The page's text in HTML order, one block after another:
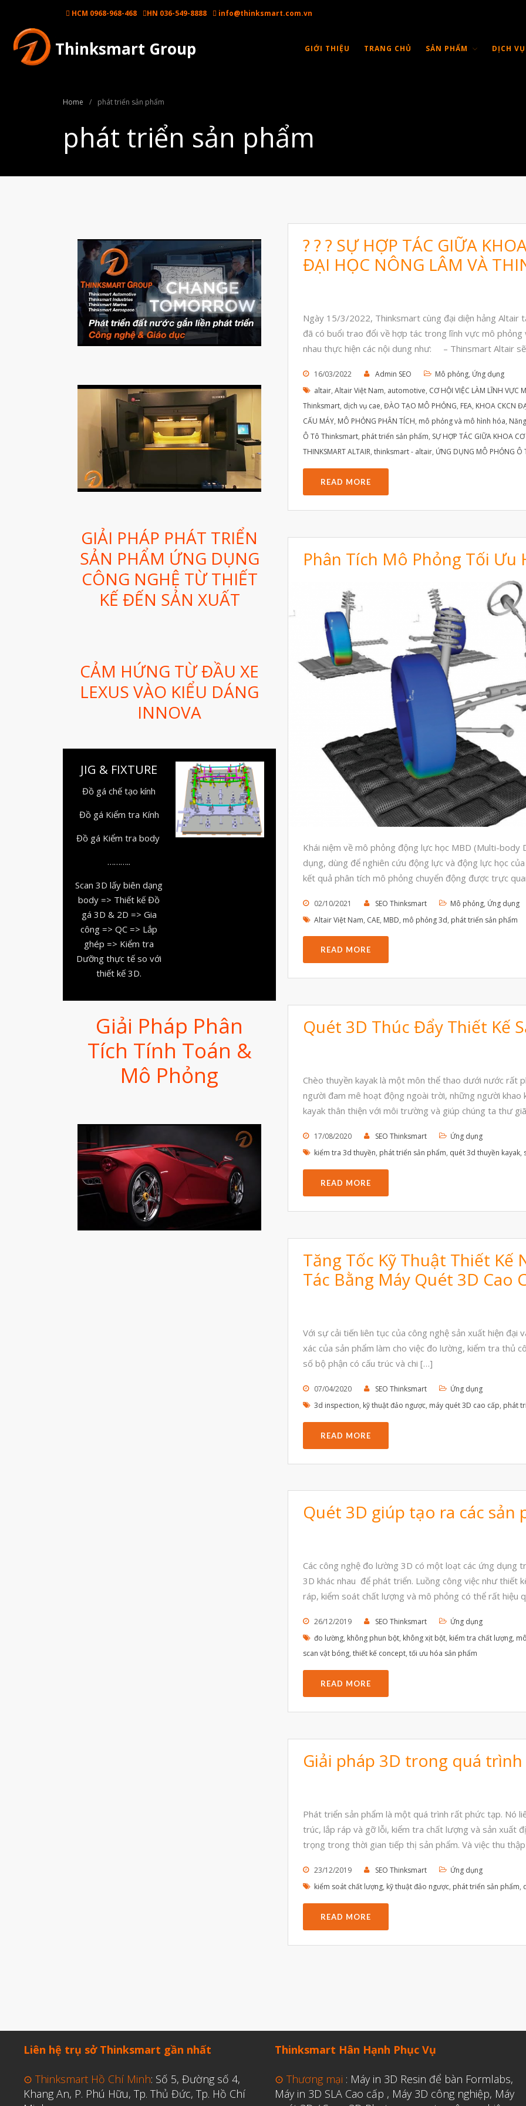
HCM 0968-968-468 HN 036-549-8888 info@thinksmart.com.vn
Thinksmart Group GIỚI THIỆU TRANG CHỦ SẢN PHẨM DỊCH VỤ
Home / phát triển sản phẩm
phát triển sản phẩm
GIẢI PHÁP PHÁT TRIỂN
SẢN PHẨM ỨNG DỤNG
CÔNG NGHỆ TỪ THIẾT
KẾ ĐẾN SẢN XUẤT
CẢM HỨNG TỪ ĐẦU XE
LEXUS VÀO KIỂU DÁNG
INNOVA
JIG & FIXTURE
Đồ gá chế tạo kính
Đồ gá Kiểm tra Kính
Đồ gá Kiểm tra body
………..
Scan 3D lấy biên dạng
body => Thiết kế Đồ
gá 3D & 2D => Gia
công => QC => Lắp
ghép => Kiểm tra
Dưỡng thực tế so với
thiết kế 3D.
Giải Pháp Phân
Tích Tính Toán &
Mô Phỏng
? ? ? SỰ HỢP TÁC GIỮA
ĐẠI HỌC NÔNG LÂM VÀ
Ngày 15/3/2022, Thinksmart cùng đại diện hảng Altair
đã có buổi trao đổi về hợp tác trong lĩnh vực mô phỏng
nhau thực hiện các nội dung như: – Thinsmart Altair
16/03/2022 Admin SEO Mô phỏng, Ứng dụng
altair,Altair Việt Nam, automotive, CƠ HỘI VIỆC LÀM LĨNH VỰC
Thinksmart, dịch vụ cae,ĐÀO TẠO MÔ PHỎNG, FEA, KHOA CKCN
CẤU MÁY, MÔ PHỎNG PHÂN TÍCH, mô phỏng và mô hình hóa,
Ô Tô Thinksmart, phát triển sản phẩm, SỰ HỢP TÁC GIỮA KHOA
THINKSMART ALTAIR,thinksmart - altair, ỨNG DỤNG MÔ PHỎNG Ô
READ MORE
Phân Tích Mô Phỏng Tối Ưu
Khái niệm về mô phỏng động lực học MBD (Multi-
dụng, dùng để nghiên cứu động lực và động lực học
kết quả phân tích mô phỏng chuyển động được trực
02/10/2021 SEO Thinksmart Mô phỏng, Ứng dụng
Altair Việt Nam, CAE, MBD, mô phỏng 3d, phát triển sản phẩm
READ MORE
Quét 3D Thúc Đẩy Thiết Kế
Chèo thuyền kayak là một môn thể thao dưới nước rất
người đam mê hoạt động ngoài trời, những người
kayak thân thiện với môi trường và giúp chúng ta thư
17/08/2020 SEO Thinksmart
Ứng dụng
kiểm tra 3d thuyền, phát triển sản phẩm, quét 3d thuyền kayak,
READ MORE
Tăng Tốc Kỹ Thuật Thiết Kế
Tác Bằng Máy Quét 3D Cao
Với sự cải tiến liên tục của công nghệ sản xuất hiện đại
xác của sản phẩm làm cho việc đo lường, kiểm tra thủ
số bộ phận có cấu trúc và chi […]
07/04/2020 SEO Thinksmart
Ứng dụng
3d inspection, kỹ thuật đảo ngược, máy quét 3D cao cấp, phát
READ MORE
Quét 3D giúp tạo ra các sản
Các công nghệ đo lường 3D có một loạt các ứng dụng
3D khác nhau để phát triển. Luồng công việc như thiết
ráp, kiểm soát chất lượng và mô phỏng có thể rất hiệu
26/12/2019 SEO Thinksmart
Ứng dụng
đo lường, không phun bột, không xịt bột, kiểm tra chất lượng,
scan vật bóng,thiết kế concept,tối ưu hóa sản phẩm
READ MORE
Giải pháp 3D trong quá
Phát triển sản phẩm là một quá trình rất phức tạp. Nó
trúc, lắp ráp và gỡ lỗi, kiểm tra chất lượng và sản xuất
trọng trong thời gian tiếp thị sản phẩm. Và việc thu
23/12/2019 SEO Thinksmart
Ứng dụng
kiểm soát chất lượng, kỹ thuật đảo ngược, phát triển sản phẩm,
READ MORE
Liên hệ trụ sở Thinksmart gần nhất
⊙ Thinksmart Hồ Chí Minh: Số 5, Đường số 4,
Khang An, P. Phú Hữu, Tp. Thủ Đức, Tp. Hồ Chí
Thinksmart Hân Hạnh Phục Vụ
⊙ Thương mại : Máy in 3D Resin để bàn Formlabs,
Máy in 3D SLA Cao cấp , Máy 3D công nghiệp, Máy